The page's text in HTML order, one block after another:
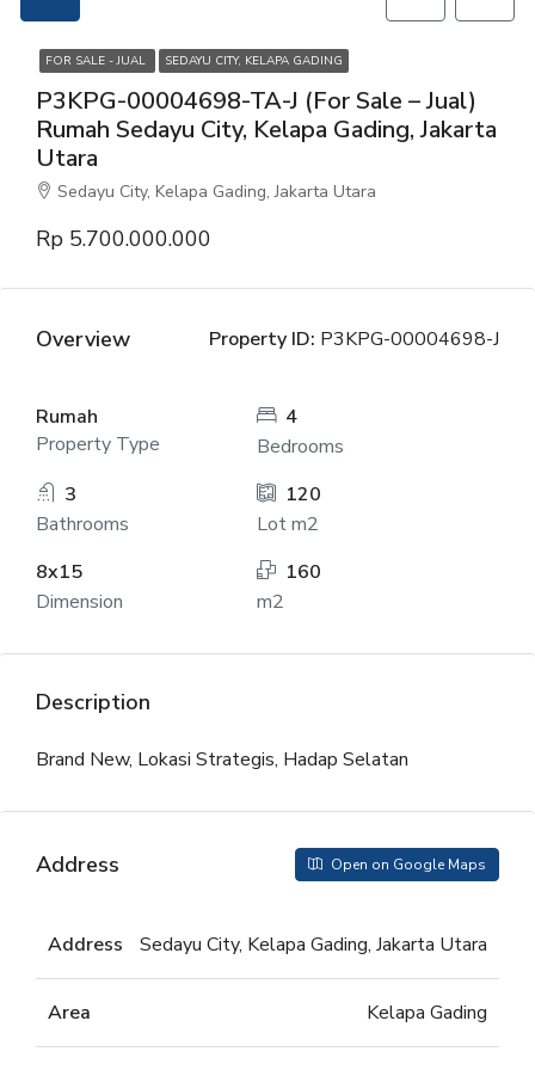
FOR SALE - JUAL SEDAYU CITY, KELAPA GADING
P3KPG-00004698-TA-J (For Sale – Jual)
Rumah Sedayu City, Kelapa Gading, Jakarta
Utara
Sedayu City, Kelapa Gading, Jakarta Utara
Rp 5.700.000.000
Overview Property ID: P3KPG-00004698-J
Rumah
Property Type
4
Bedrooms
3
Bathrooms
120
Lot m2
8x15
Dimension
160
m2
Description
Brand New, Lokasi Strategis, Hadap Selatan
Address Open on Google Maps
Address Sedayu City, Kelapa Gading, Jakarta Utara
Area Kelapa Gading